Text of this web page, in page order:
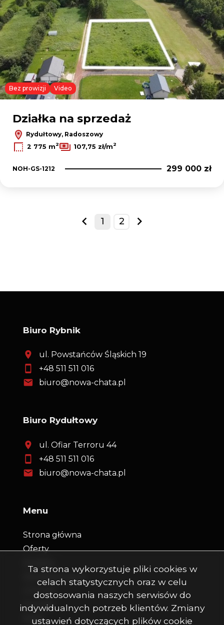
Bez prowizji Video
Działka na sprzedaż
Rydułtowy, Radoszowy
2 775 m2 107,75 zł/m2
NOH-GS-1212 299 000 zł
prev
1 2
next
Biuro Rybnik
ul. Powstańców Śląskich 19
+48 511 511 016
biuro@nowa-chata.pl
Biuro Rydułtowy
ul. Ofiar Terroru 44
+48 511 511 016
biuro@nowa-chata.pl
Menu
Strona główna
Oferty
Dla dewelopera
O firmie
Kontakt
Rodo
Ta strona wykorzystuje pliki cookies w
celach statystycznych oraz w celu
dostosowania naszych serwisów do
indywidualnych potrzeb klientów. Zmiany
ustawień dotyczących plików cookie